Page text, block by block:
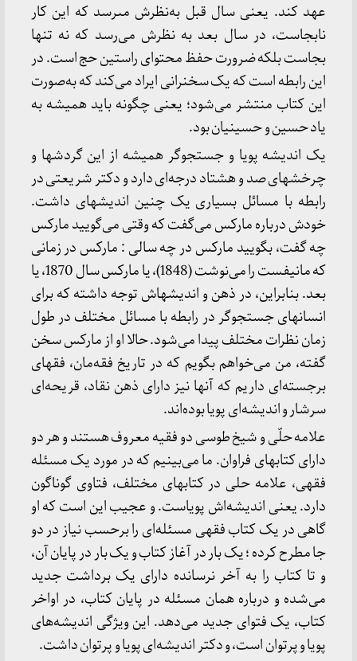
عهد کند. یعنى سال قبل به‏‌نظرش مى‏رسد که این کار
نابجاست، در سال بعد به‏ نظرش مى‏‌رسد که نه تنها
بجاست بلکه ضرورت حفظ محتواى راستین حج است. در
این رابطه است که یک سخنرانى ایراد مى‏‌کند که به‏‌صورت
این کتاب منتشر مى‏‌شود؛ یعنى چگونه باید همیشه به
یاد حسین و حسینیان بود.
یک اندیشه پویا و جستجوگر همیشه از این گردش‏ها و
چرخش‏هاى صد و هشتاد درجه‏‌ا‌ى دارد و دکتر شریعتى در
رابطه با مسائل بسیارى یک چنین اندیشه‏اى داشت.
خودش درباره مارکس مى‏‌گفت که وقتى مى‏‌گویید مارکس
چه گفت، بگویید مارکس در چه سالى : مارکس در زمانى
که مانیفست را می‌نوشت (1848)، یا مارکس سال 1870، یا
بعد. بنابراین، در ذهن و اندیشه‏اش توجه داشته که براى
انسان‏هاى جستجوگر در رابطه با مسائل مختلف در طول
زمان نظرات مختلف پیدا مى‏‌شود. حالا او از مارکس سخن
گفته، من مى‏‌خواهم بگویم که در تاریخ فقه‌مان، فقهاى
برجسته‏‌اى داریم که آنها نیز داراى ذهن نقاد، قریحه‏‌اى
سرشار و اندیشه‏‌اى پویا بوده‏‌اند.
علامه حلّى و شیخ طوسى دو فقیه معروف هستند و هر دو
داراى کتاب‏هاى فراوان. ما مى‏‌بینیم که در مورد یک مسئله
فقهى، علامه حلى در کتاب‏هاى مختلف، فتاوى گوناگون
دارد. یعنى اندیشه‏‌اش پویاست. و عجیب این است که او
گاهى در یک کتاب فقهى مسئله‏‌اى را برحسب نیاز در دو
جا مطرح کرده ؛ یک بار در آغاز کتاب و یک بار در پایان آن،
و تا کتاب را به آخر نرسانده داراى یک برداشت جدید
مى‏‌شده و درباره همان مسئله در پایان کتاب، در اواخر
کتاب، یک فتواى جدید مى‏‌دهد. این ویژگى اندیشه‏‌هاى
پویا و پرتوان است، و دکتر اندیشه‏‌اى پویا و پرتوان داشت.